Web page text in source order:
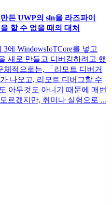
든 UWP의 sln을 라즈파이
할 수 없을 때의 대처
에 WindowsIoTCore를 넣고
새로 만들고 디버깅하려고 했
체적으로는, 「리모트 디버거
나오고, 리모트 디버그할 수
아무것도 아니기 때문에 매번
르겠지만, 취미나 실험으로 ...